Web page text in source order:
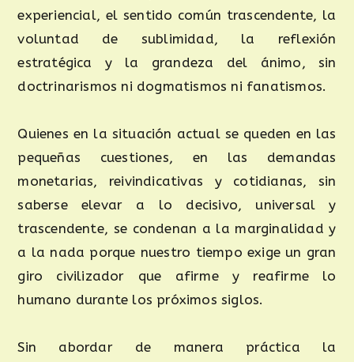
experiencial, el sentido común trascendente, la
voluntad de sublimidad, la reflexión
estratégica y la grandeza del ánimo, sin
doctrinarismos ni dogmatismos ni fanatismos.
Quienes en la situación actual se queden en las
pequeñas cuestiones, en las demandas
monetarias, reivindicativas y cotidianas, sin
saberse elevar a lo decisivo, universal y
trascendente, se condenan a la marginalidad y
a la nada porque nuestro tiempo exige un gran
giro civilizador que afirme y reafirme lo
humano durante los próximos siglos.
Sin abordar de manera práctica la